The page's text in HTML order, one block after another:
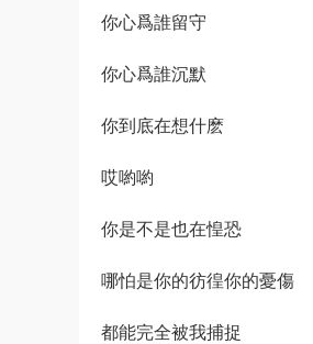
你心爲誰留守
你心爲誰沉默
你到底在想什麽
哎喲喲
你是不是也在惶恐
哪怕是你的彷徨你的憂傷
都能完全被我捕捉